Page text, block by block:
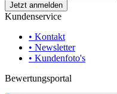
Kundenservice
• Kontakt
• Newsletter
• Kundenfoto's
Bewertungsportal